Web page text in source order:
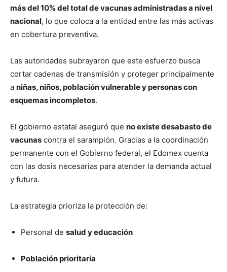
más del 10% del total de vacunas administradas a nivel
nacional, lo que coloca a la entidad entre las más activas
en cobertura preventiva.
Las autoridades subrayaron que este esfuerzo busca
cortar cadenas de transmisión y proteger principalmente
a niñas, niños, población vulnerable y personas con
esquemas incompletos.
El gobierno estatal aseguró que no existe desabasto de
vacunas contra el sarampión. Gracias a la coordinación
permanente con el Gobierno federal, el Edomex cuenta
con las dosis necesarias para atender la demanda actual
y futura.
La estrategia prioriza la protección de:
Personal de salud y educación
Población prioritaria